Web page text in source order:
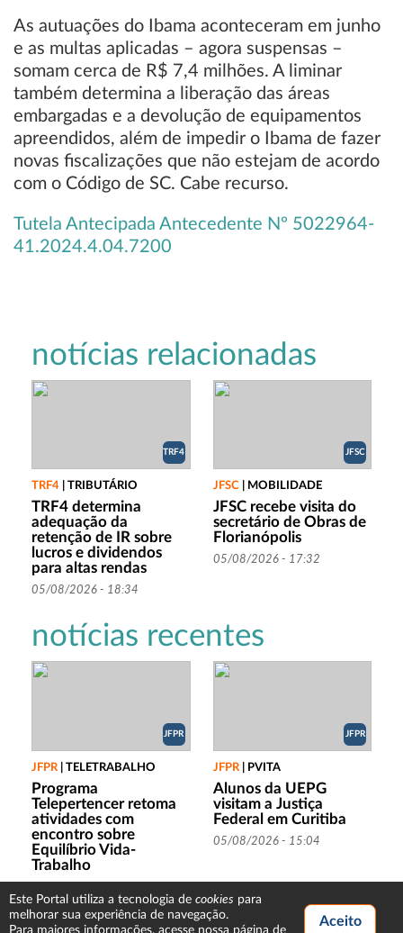
As autuações do Ibama aconteceram em junho
e as multas aplicadas – agora suspensas –
somam cerca de R$ 7,4 milhões. A liminar
também determina a liberação das áreas
embargadas e a devolução de equipamentos
apreendidos, além de impedir o Ibama de fazer
novas fiscalizações que não estejam de acordo
com o Código de SC. Cabe recurso.
Tutela Antecipada Antecedente Nº 5022964-
41.2024.4.04.7200
notícias relacionadas
TRF4
TRF4 TRIBUTÁRIO
TRF4 determina
adequação da
retenção de IR sobre
lucros e dividendos
para altas rendas
05/08/2026 - 18:34
JFSC
JFSC| MOBILIDADE
JFSC recebe visita do
secretário de Obras de
Florianópolis
05/08/2026 - 17:32
notícias recentes
JFPR
JFPR TELETRABALHO
Programa
Telepertencer retoma
atividades com
encontro sobre
Equilíbrio Vida-
Trabalho
05/08/2026 - 15:56
JFPR
JFPR| PVITA
Alunos da UEPG
visitam a Justiça
Federal em Curitiba
05/08/2026 - 15:04
Este Portal utiliza a tecnologia de cookies para
melhorar sua experiência de navegação.
Para maiores informações, acesse nossa página de